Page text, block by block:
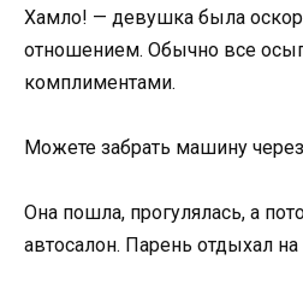
Хамло! — девушка была
отношением. Обычно все
комплиментами.
Можете забрать машину через
Она пошла, прогулялась, а
автосалон. Парень отдыхал на